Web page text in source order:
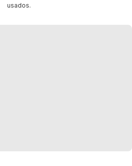
usados.